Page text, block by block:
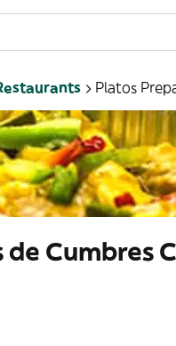
Platos
Cumbres